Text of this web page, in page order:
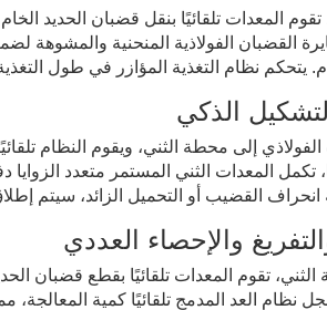
تقوم المعدات تلقائيًا بنقل قضبان الحديد
القضبان الفولاذية المنحنية والمشوهة
يتحكم نظام التغذية المؤازر في طول
إلى محطة الثني، ويقوم النظام
تكمل المعدات الثني المستمر متعدد
انحراف القضيب أو التحميل الزائد، سيتم
الثني، تقوم المعدات تلقائيًا بقطع قضبان
نظام العد المدمج تلقائيًا كمية